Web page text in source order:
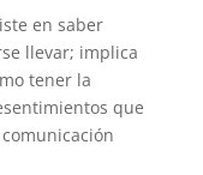
en saber
llevar; implica
tener la
que